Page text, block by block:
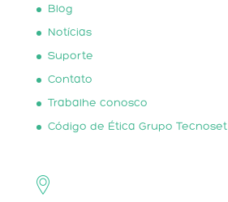
Blog
Notícias
Suporte
Contato
Trabalhe conosco
Código de Ética Grupo Tecnoset